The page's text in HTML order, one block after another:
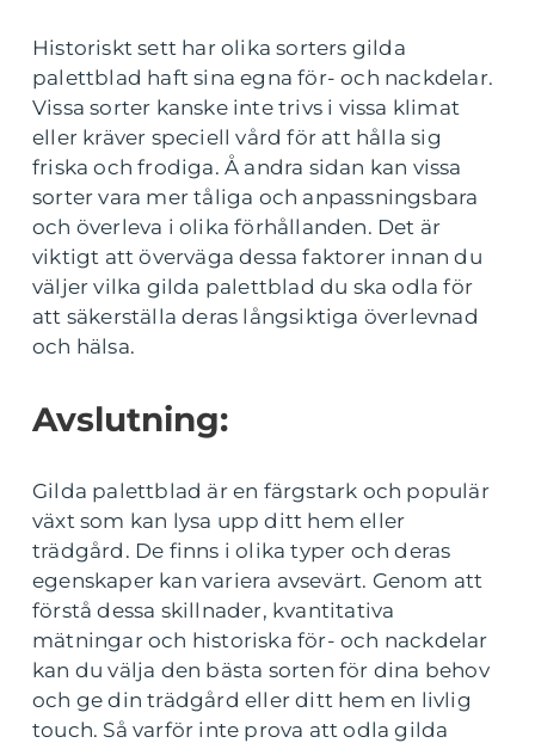
Historiskt sett har olika sorters gilda
palettblad haft sina egna för- och nackdelar.
Vissa sorter kanske inte trivs i vissa klimat
eller kräver speciell vård för att hålla sig
friska och frodiga. Å andra sidan kan vissa
sorter vara mer tåliga och anpassningsbara
och överleva i olika förhållanden. Det är
viktigt att överväga dessa faktorer innan du
väljer vilka gilda palettblad du ska odla för
att säkerställa deras långsiktiga överlevnad
och hälsa.
Avslutning:
Gilda palettblad är en färgstark och populär
växt som kan lysa upp ditt hem eller
trädgård. De finns i olika typer och deras
egenskaper kan variera avsevärt. Genom att
förstå dessa skillnader, kvantitativa
mätningar och historiska för- och nackdelar
kan du välja den bästa sorten för dina behov
och ge din trädgård eller ditt hem en livlig
touch. Så varför inte prova att odla gilda